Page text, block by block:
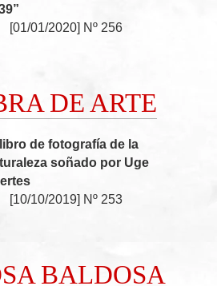
[01/01/2020] Nº 256
DE ARTE
de fotografía de la
soñado por Uge
[10/10/2019] Nº 253
BALDOSA